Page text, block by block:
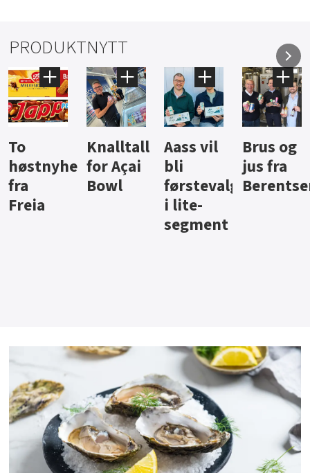
PRODUKTNYTT
Knalltall
for Açai
Bowl
Aass vil
bli
førstevalg
Brus og
jus fra
Berentsen
Hard
iste fra
Hansa